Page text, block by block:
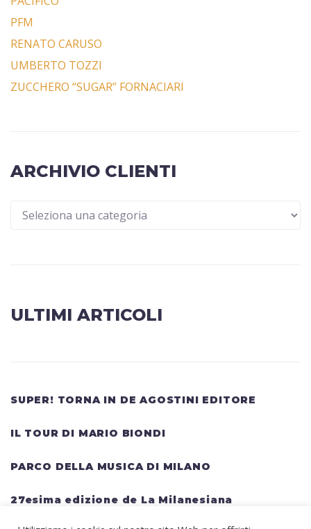
PFM
RENATO CARUSO
UMBERTO TOZZI
ZUCCHERO “SUGAR” FORNACIARI
ARCHIVIO CLIENTI
ULTIMI ARTICOLI
SUPER! TORNA IN DE AGOSTINI EDITORE
IL TOUR DI MARIO BIONDI
PARCO DELLA MUSICA DI MILANO
27esima edizione de La Milanesiana